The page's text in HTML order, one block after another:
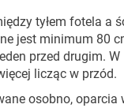
tyłem fotela a
jest minimum 80
przed drugim. W
licząc w przód.
osobno, oparcia